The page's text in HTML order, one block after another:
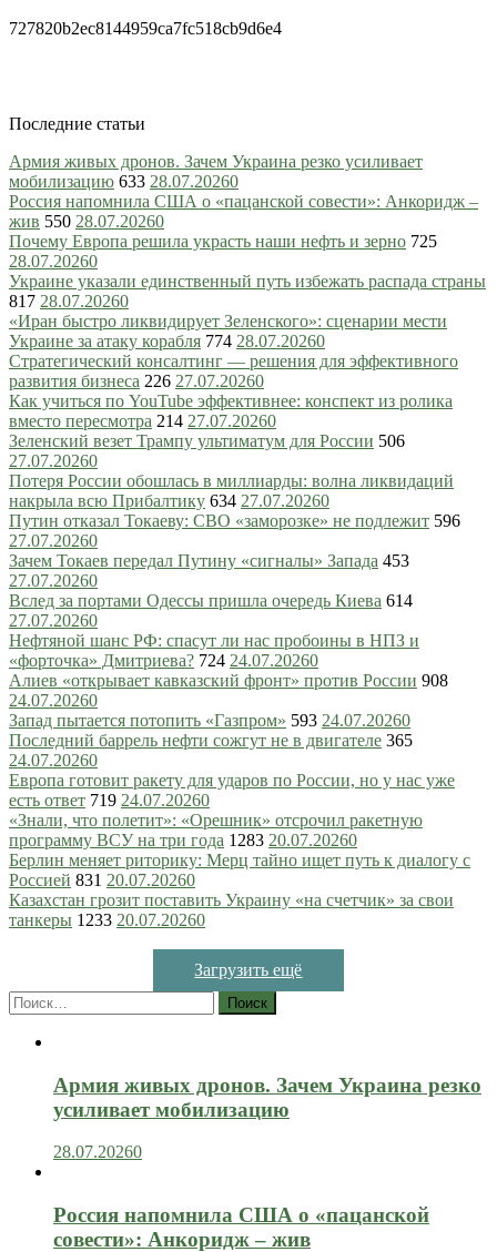
727820b2ec8144959ca7fc518cb9d6e4
Последние статьи
Армия живых дронов. Зачем Украина резко усиливает
мобилизацию 633 28.07.20260
Россия напомнила США о «пацанской совести»: Анкоридж –
жив 550 28.07.20260
Почему Европа решила украсть наши нефть и зерно 725
28.07.20260
Украине указали единственный путь избежать распада страны
817 28.07.20260
«Иран быстро ликвидирует Зеленского»: сценарии мести
Украине за атаку корабля 774 28.07.20260
Стратегический консалтинг — решения для эффективного
развития бизнеса 226 27.07.20260
Как учиться по YouTube эффективнее: конспект из ролика
вместо пересмотра 214 27.07.20260
Зеленский везет Трампу ультиматум для России 506
27.07.20260
Потеря России обошлась в миллиарды: волна ликвидаций
накрыла всю Прибалтику 634 27.07.20260
Путин отказал Токаеву: СВО «заморозке» не подлежит 596
27.07.20260
Зачем Токаев передал Путину «сигналы» Запада 453
27.07.20260
Вслед за портами Одессы пришла очередь Киева 614
27.07.20260
Нефтяной шанс РФ: спасут ли нас пробоины в НПЗ и
«форточка» Дмитриева? 724 24.07.20260
Алиев «открывает кавказский фронт» против России 908
24.07.20260
Запад пытается потопить «Газпром» 593 24.07.20260
Последний баррель нефти сожгут не в двигателе 365
24.07.20260
Европа готовит ракету для ударов по России, но у нас уже
есть ответ 719 24.07.20260
«Знали, что полетит»: «Орешник» отсрочил ракетную
программу ВСУ на три года 1283 20.07.20260
Берлин меняет риторику: Мерц тайно ищет путь к диалогу с
Россией 831 20.07.20260
Казахстан грозит поставить Украину «на счетчик» за свои
танкеры 1233 20.07.20260
Загрузить ещё
Найти:
Армия живых дронов. Зачем Украина резко
усиливает мобилизацию
28.07.20260
Россия напомнила США о «пацанской
совести»: Анкоридж – жив